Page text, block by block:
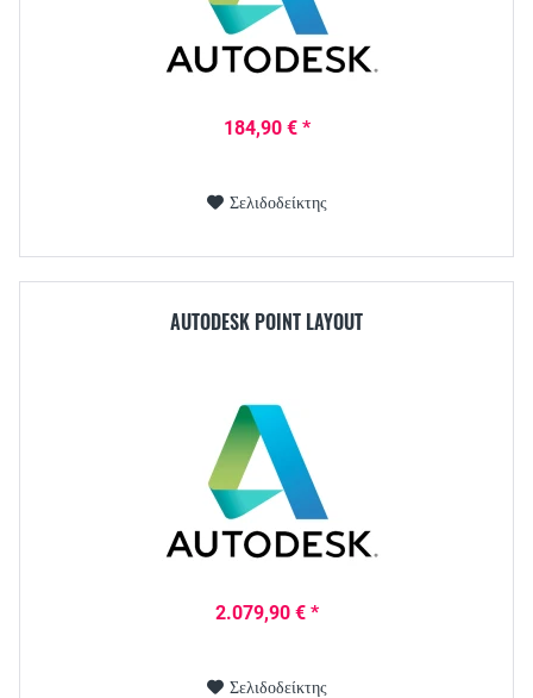
184,90 € *
Σελιδοδείκτης
AUTODESK POINT LAYOUT
2.079,90 € *
Σελιδοδείκτης